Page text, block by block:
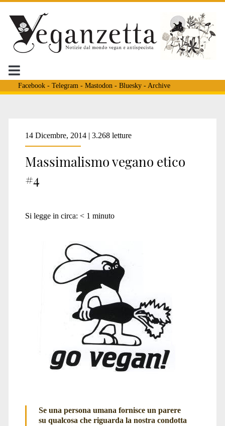
Facebook- Telegram - Mastodon - Bluesky- Archive
14 Dicembre, 2014 | 3.268 letture
Massimalismo vegano etico
#4
Si legge in circa: < 1 minuto
Se una persona umana fornisce un parere
su qualcosa che riguarda la nostra condotta